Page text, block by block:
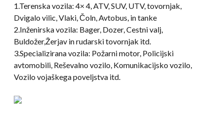
1.Terenska vozila: 4× 4, ATV, SUV, UTV, tovornjak,
Dvigalo vilic, Vlaki, Čoln, Avtobus, in tanke
2.Inženirska vozila: Bager, Dozer, Cestni valj,
Buldožer,Žerjav in rudarski tovornjak itd.
3.Specializirana vozila: Požarni motor, Policijski
avtomobili, Reševalno vozilo, Komunikacijsko vozilo,
Vozilo vojaškega poveljstva itd.